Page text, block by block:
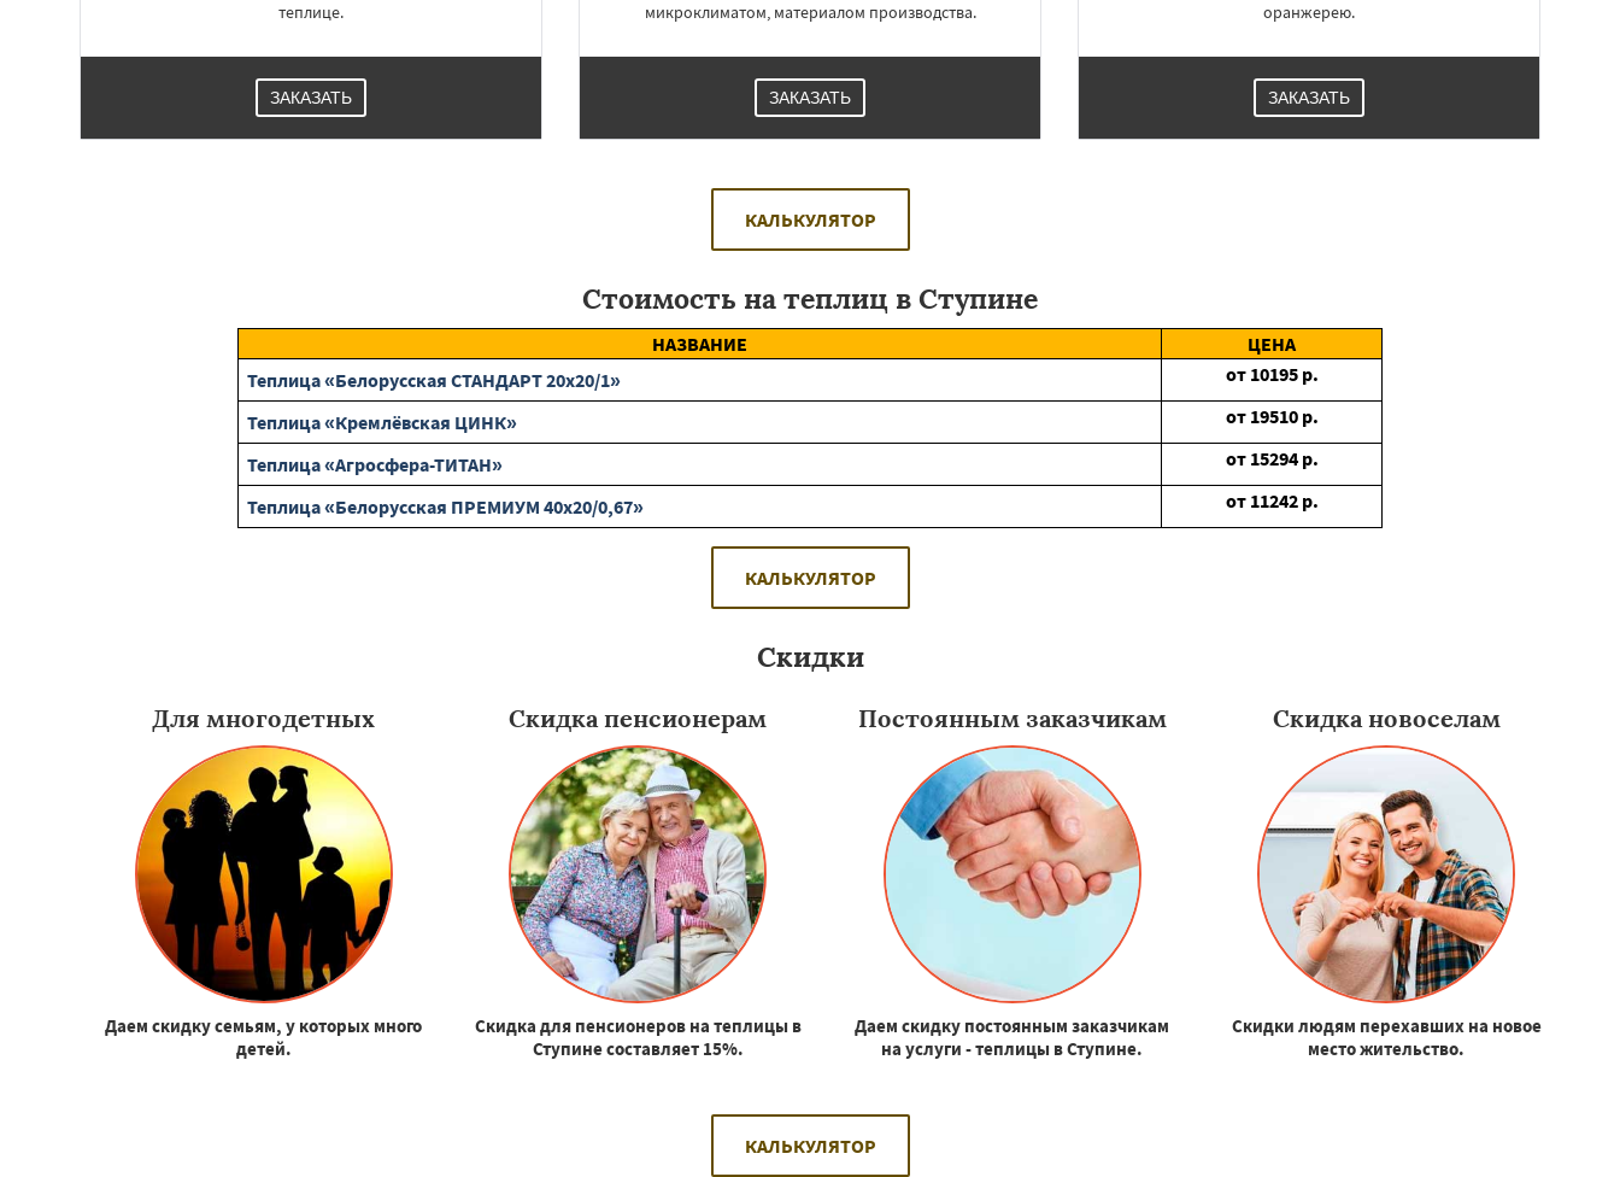
теплице.
ЗАКАЗАТЬ
микроклиматом, материалом производства.
ЗАКАЗАТЬ
оранжерею.
ЗАКАЗАТЬ
КАЛЬКУЛЯТОР
Стоимость на теплиц в Ступине
НАЗВАНИЕ
ЦЕНА
Теплица «Белорусская СТАНДАРТ 20х20/1»
от 10195 р.
Теплица «Кремлёвская ЦИНК»
от 19510 р.
Теплица «Агросфера-ТИТАН»
от 15294 р.
Теплица «Белорусская ПРЕМИУМ 40х20/0,67»
от 11242 р.
КАЛЬКУЛЯТОР
Скидки
Для многодетных
Даем скидку семьям, у которых много
детей.
Скидка пенсионерам
Скидка для пенсионеров на теплицы в
Ступине составляет 15%.
Постоянным заказчикам
Даем скидку постоянным заказчикам
на услуги - теплицы в Ступине.
Скидка новоселам
Скидки людям перехавших на новое
место жительство.
КАЛЬКУЛЯТОР